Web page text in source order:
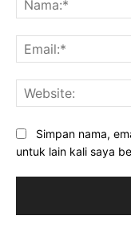
Simpan nama,
untuk lain kali saya